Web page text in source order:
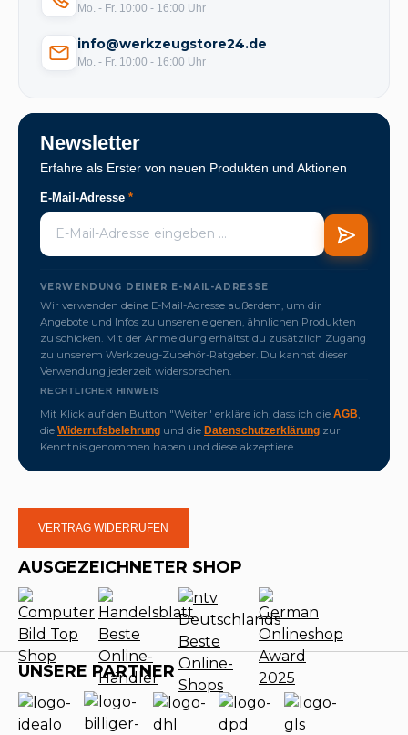
Mo. - Fr. 10:00 - 16:00 Uhr
info@werkzeugstore24.de
Mo. - Fr. 10:00 - 16:00 Uhr
Newsletter
Erfahre als Erster von neuen Produkten und Aktionen
E-Mail-Adresse *
VERWENDUNG DEINER E-MAIL-ADRESSE
Wir verwenden deine E-Mail-Adresse außerdem, um dir
Angebote und Infos zu unseren eigenen, ähnlichen Produkten
zu schicken. Mit der Anmeldung erhältst du zusätzlich Zugang
zu unserem Werkzeug-Zubehör-Ratgeber. Du kannst dieser
Verwendung jederzeit widersprechen.
RECHTLICHER HINWEIS
Mit Klick auf den Button "Weiter" erkläre ich, dass ich die AGB
die Widerrufsbelehrung und die Datenschutzerklärung zur
Kenntnis genommen haben und diese akzeptiere.
VERTRAG WIDERRUFEN
AUSGEZEICHNETER SHOP
UNSERE PARTNER